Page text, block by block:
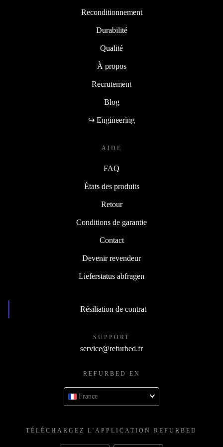
Reconditionnement
Durabilité
Qualité
À propos
Recrutement
Blog
↪ Engineering
AIDE
FAQ
États des produits
Retour
Conditions de garantie
Contact
Devenir revendeur
Lieferstatus abfragen
Résiliation de contrat
SUPPORT
service@refurbed.fr
REFURBED EN
France
TÉLÉCHARGEZ L'APPLICATION REFURBED